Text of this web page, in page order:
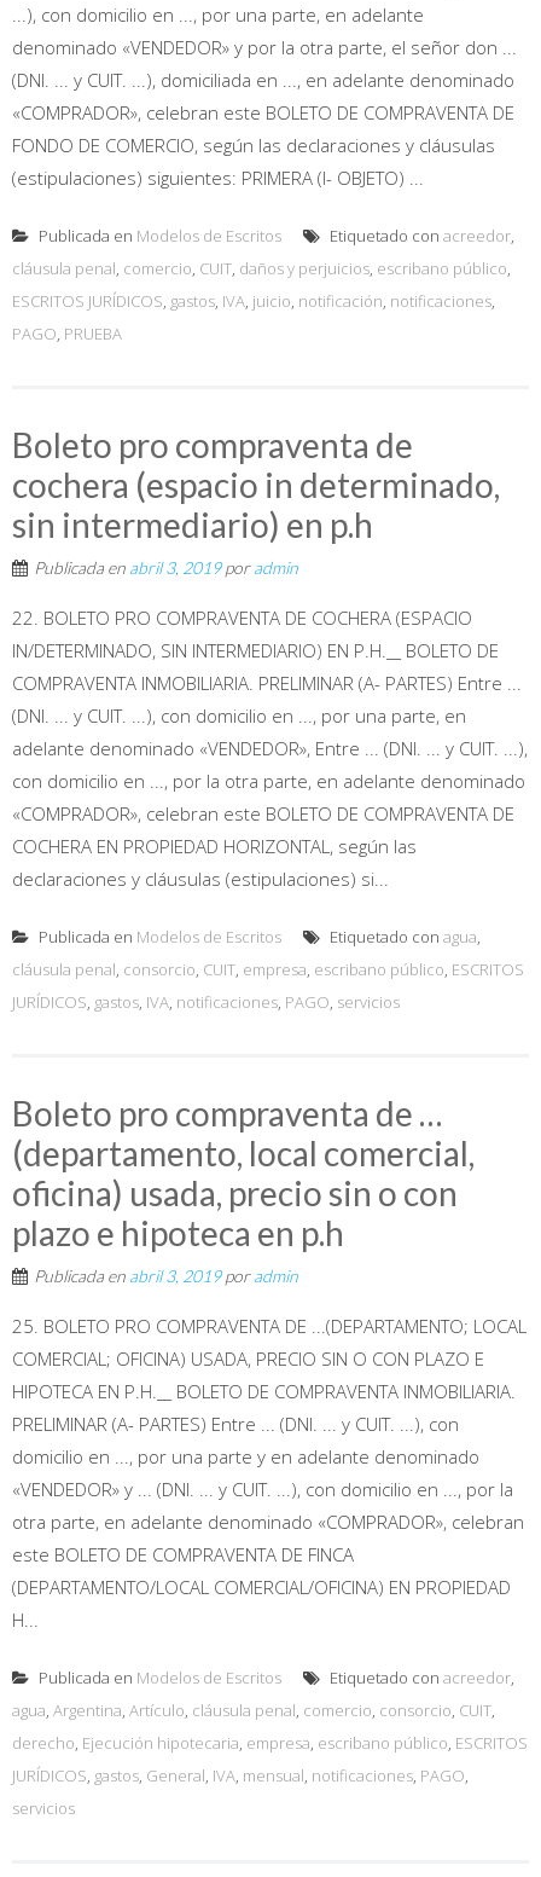
...), con domicilio en ..., por una parte, en adelante
denominado «VENDEDOR» y por la otra parte, el señor don ...
(DNI. ... y CUIT. ...), domiciliada en ..., en adelante denominado
«COMPRADOR», celebran este BOLETO DE COMPRAVENTA DE
FONDO DE COMERCIO, según las declaraciones y cláusulas
(estipulaciones) siguientes: PRIMERA (I- OBJETO) ...
Publicada en Modelos de Escritos Etiquetado con acreedor,
cláusula penal, comercio, CUIT, daños y perjuicios, escribano público,
ESCRITOS JURÍDICOS, gastos, IVA, juicio, notificación, notificaciones,
PAGO, PRUEBA
Boleto pro compraventa de
cochera (espacio in determinado,
sin intermediario) en p.h
Publicada en abril 3, 2019poradmin
22. BOLETO PRO COMPRAVENTA DE COCHERA (ESPACIO
IN/DETERMINADO, SIN INTERMEDIARIO) EN P.H.__ BOLETO DE
COMPRAVENTA INMOBILIARIA. PRELIMINAR (A- PARTES) Entre ...
(DNI. ... y CUIT. ...), con domicilio en ..., por una parte, en
adelante denominado «VENDEDOR», Entre ... (DNI. ... y CUIT. ...),
con domicilio en ..., por la otra parte, en adelante denominado
«COMPRADOR», celebran este BOLETO DE COMPRAVENTA DE
COCHERA EN PROPIEDAD HORIZONTAL, según las
declaraciones y cláusulas (estipulaciones) si...
Publicada en Modelos de Escritos Etiquetado con agua,
cláusula penal, consorcio, CUIT, empresa, escribano público, ESCRITOS
JURÍDICOS, gastos, IVA, notificaciones, PAGO, servicios
Boleto pro compraventa de …
(departamento, local comercial,
oficina) usada, precio sin o con
plazo e hipoteca en p.h
Publicada en abril 3, 2019poradmin
25. BOLETO PRO COMPRAVENTA DE ...(DEPARTAMENTO; LOCAL
COMERCIAL; OFICINA) USADA, PRECIO SIN O CON PLAZO E
HIPOTECA EN P.H.__ BOLETO DE COMPRAVENTA INMOBILIARIA.
PRELIMINAR (A- PARTES) Entre ... (DNI. ... y CUIT. ...), con
domicilio en ..., por una parte y en adelante denominado
«VENDEDOR» y ... (DNI. ... y CUIT. ...), con domicilio en ..., por la
otra parte, en adelante denominado «COMPRADOR», celebran
este BOLETO DE COMPRAVENTA DE FINCA
(DEPARTAMENTO/LOCAL COMERCIAL/OFICINA) EN PROPIEDAD
H...
Publicada en Modelos de Escritos Etiquetado con acreedor,
agua, Argentina, Artículo, cláusula penal, comercio, consorcio, CUIT,
derecho, Ejecución hipotecaria, empresa, escribano público, ESCRITOS
JURÍDICOS, gastos, General, IVA, mensual, notificaciones, PAGO,
servicios